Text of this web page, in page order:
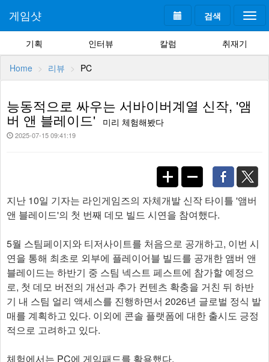
검색
게임샷
기획 인터뷰 칼럼 취재기
Home 리뷰 PC
능동적으로 싸우는 서바이버계열 신작, '앰
버 앤 블레이드' 미리 체험해봤다
2025-07-15 09:41:19
지난 10일 기자는 라인게임즈의 자체개발 신작 타이틀 '앰버
앤 블레이드'의 첫 번째 데모 빌드 시연을 참여했다.
5월 스팀페이지와 티저사이트를 처음으로 공개하고, 이번 시
연을 통해 최초로 외부에 플레이어블 빌드를 공개한 앰버 앤
블레이드는 하반기 중 스팀 넥스트 페스트에 참가할 예정으
로, 첫 데모 버전의 개선과 추가 컨텐츠 확충을 거친 뒤 하반
기 내 스팀 얼리 액세스를 진행하면서 2026년 글로벌 정식 발
매를 계획하고 있다. 이외에 콘솔 플랫폼에 대한 출시도 긍정
적으로 고려하고 있다.
체험에서는 PC에 게임패드를 활용했다.